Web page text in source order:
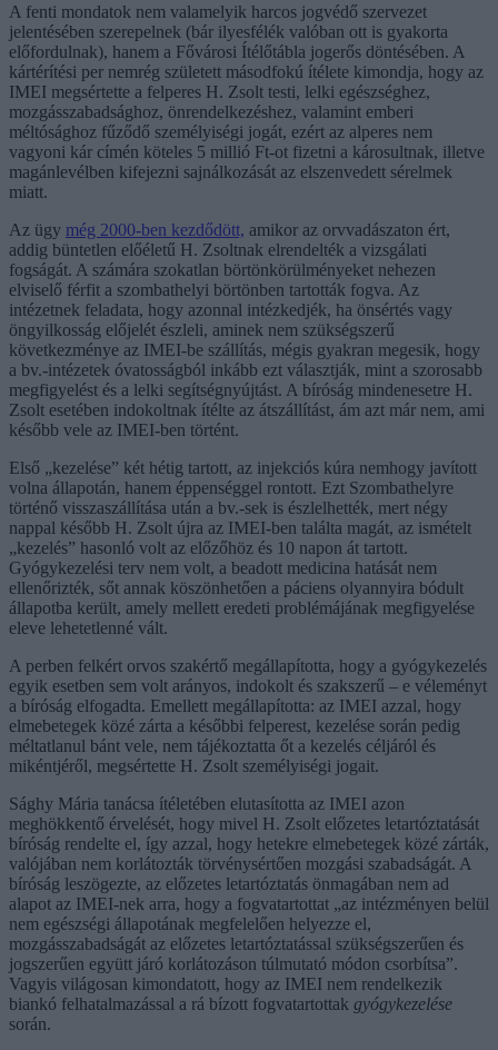
A fenti mondatok nem valamelyik harcos jogvédő szervezet
jelentésében szerepelnek (bár ilyesfélék valóban ott is gyakorta
előfordulnak), hanem a Fővárosi Ítélőtábla jogerős döntésében. A
kártérítési per nemrég született másodfokú ítélete kimondja, hogy az
IMEI megsértette a felperes H. Zsolt testi, lelki egészséghez,
mozgásszabadsághoz, önrendelkezéshez, valamint emberi
méltósághoz fűződő személyiségi jogát, ezért az alperes nem
vagyoni kár címén köteles 5 millió Ft-ot fizetni a károsultnak, illetve
magánlevélben kifejezni sajnálkozását az elszenvedett sérelmek
miatt.
Az ügy még 2000-ben kezdődött, amikor az orvvadászaton ért,
addig büntetlen előéletű H. Zsoltnak elrendelték a vizsgálati
fogságát. A számára szokatlan börtönkörülményeket nehezen
elviselő férfit a szombathelyi börtönben tartották fogva. Az
intézetnek feladata, hogy azonnal intézkedjék, ha önsértés vagy
öngyilkosság előjelét észleli, aminek nem szükségszerű
következménye az IMEI-be szállítás, mégis gyakran megesik, hogy
a bv.-intézetek óvatosságból inkább ezt választják, mint a szorosabb
megfigyelést és a lelki segítségnyújtást. A bíróság mindenesetre H.
Zsolt esetében indokoltnak ítélte az átszállítást, ám azt már nem, ami
később vele az IMEI-ben történt.
Első „kezelése” két hétig tartott, az injekciós kúra nemhogy javított
volna állapotán, hanem éppenséggel rontott. Ezt Szombathelyre
történő visszaszállítása után a bv.-sek is észlelhették, mert négy
nappal később H. Zsolt újra az IMEI-ben találta magát, az ismételt
„kezelés” hasonló volt az előzőhöz és 10 napon át tartott.
Gyógykezelési terv nem volt, a beadott medicina hatását nem
ellenőrizték, sőt annak köszönhetően a páciens olyannyira bódult
állapotba került, amely mellett eredeti problémájának megfigyelése
eleve lehetetlenné vált.
A perben felkért orvos szakértő megállapította, hogy a gyógykezelés
egyik esetben sem volt arányos, indokolt és szakszerű – e véleményt
a bíróság elfogadta. Emellett megállapította: az IMEI azzal, hogy
elmebetegek közé zárta a későbbi felperest, kezelése során pedig
méltatlanul bánt vele, nem tájékoztatta őt a kezelés céljáról és
mikéntjéről, megsértette H. Zsolt személyiségi jogait.
Sághy Mária tanácsa ítéletében elutasította az IMEI azon
meghökkentő érvelését, hogy mivel H. Zsolt előzetes letartóztatását
bíróság rendelte el, így azzal, hogy hetekre elmebetegek közé zárták,
valójában nem korlátozták törvénysértően mozgási szabadságát. A
bíróság leszögezte, az előzetes letartóztatás önmagában nem ad
alapot az IMEI-nek arra, hogy a fogvatartottat „az intézményen belül
nem egészségi állapotának megfelelően helyezze el,
mozgásszabadságát az előzetes letartóztatással szükségszerűen és
jogszerűen együtt járó korlátozáson túlmutató módon csorbítsa”.
Vagyis világosan kimondatott, hogy az IMEI nem rendelkezik
biankó felhatalmazással a rá bízott fogvatartottak gyógykezelése
során.